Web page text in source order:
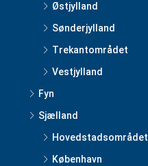
Østjylland
Sønderjylland
Trekantområdet
Vestjylland
Fyn
Sjælland
Hovedstadsområdet
København